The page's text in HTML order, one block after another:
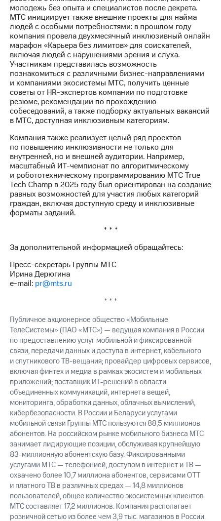
Реквизиты
Контакты
развитие
деловая этика
На главную
молодежь без опыта и специалистов после декрета.
МТС инициирует также внешние проекты для найма
людей с особыми потребностями: в прошлом году
компания провела двухмесячный инклюзивный онлайн
марафон «Карьера без лимитов» для соискателей,
включая людей с нарушениями зрения и слуха.
Участникам представилась возможность
познакомиться с различными бизнес-направлениями
и компаниями экосистемы МТС, получить ценные
советы от HR-экспертов компании по подготовке
резюме, рекомендации по прохождению
собеседований, а также подборку актуальных вакансий
в МТС, доступная инклюзивным категориям.
Компания также реализует целый ряд проектов
по повышению инклюзивности не только для
внутренней, но и внешней аудитории. Например,
масштабный ИТ-чемпионат по алгоритмическому
и робототехническому программированию МТС True
Tech Champ в 2025 году был ориентирован на создание
равных возможностей для участия любых категорий
граждан, включая доступную среду и инклюзивные
форматы заданий.
* * *
За дополнительной информацией обращайтесь:
Пресс-секретарь Группы МТС
Ирина Дерюгина
e-mail: pr@mts.ru
* * *
Публичное акционерное общество «Мобильные
ТелеСистемы» (ПАО «МТС») — ведущая компания в России
по предоставлению услуг мобильной и фиксированной
связи, передачи данных и доступа в интернет, кабельного
и спутникового ТВ-вещания; провайдер цифровых сервисов,
включая финтех и медиа в рамках экосистем и мобильных
приложений; поставщик ИТ-решений в области
объединенных коммуникаций, интернета вещей,
мониторинга, обработки данных, облачных вычислений,
кибербезопасности. В России и Беларуси услугами
мобильной связи Группы МТС пользуются 88,5 миллионов
абонентов. На российском рынке мобильного бизнеса МТС
занимает лидирующие позиции, обслуживая крупнейшую
83-миллионную абонентскую базу. Фиксированными
услугами МТС — телефонией, доступом в интернет и ТВ —
охвачено более 10,7 миллиона абонентов, сервисами OTT
и платного ТВ в различных средах — 14,8 миллионов
пользователей, общее количество экосистемных клиентов
МТС составляет 17,2 миллионов. Компания располагает
розничной сетью из более чем 3,9 тыс. магазинов в России.